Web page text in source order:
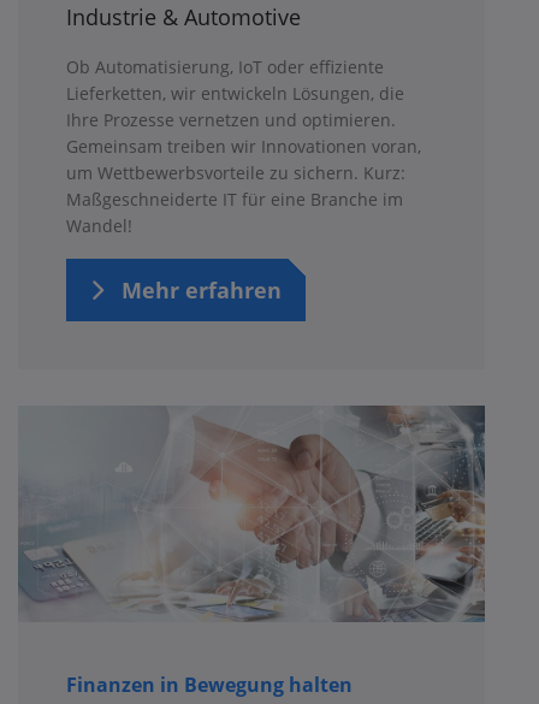
Industrie & Automotive
Ob Automatisierung, IoT oder effiziente
Lieferketten, wir entwickeln Lösungen, die
Ihre Prozesse vernetzen und optimieren.
Gemeinsam treiben wir Innovationen voran,
um Wettbewerbsvorteile zu sichern. Kurz:
Maßgeschneiderte IT für eine Branche im
Wandel!
Mehr erfahren
Finanzen in Bewegung halten